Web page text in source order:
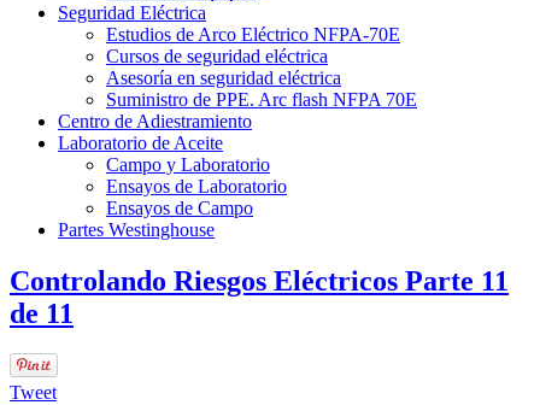
Seguridad Eléctrica
Estudios de Arco Eléctrico NFPA-70E
Cursos de seguridad eléctrica
Asesoría en seguridad eléctrica
Suministro de PPE. Arc flash NFPA 70E
Centro de Adiestramiento
Laboratorio de Aceite
Campo y Laboratorio
Ensayos de Laboratorio
Ensayos de Campo
Partes Westinghouse
Controlando Riesgos Eléctricos Parte 11
de 11
Tweet